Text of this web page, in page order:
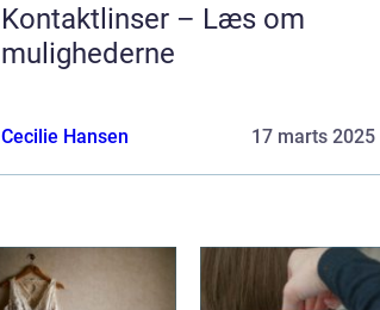
Kontaktlinser – Læs om
mulighederne
Cecilie Hansen 17 marts 2025